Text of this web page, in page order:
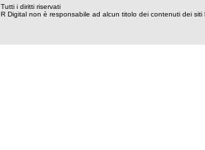
Tutti i diritti riservati
R Digital non è responsabile ad alcun titolo dei contenuti dei siti